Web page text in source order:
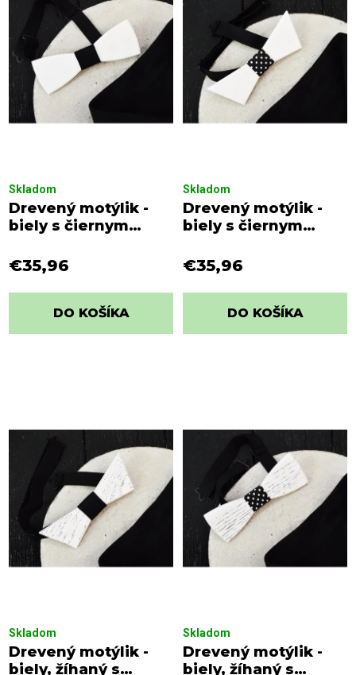
o
d
u
k
t
p
r
o
d
u
o
v
Drevený motýlik -
biely s čiernym
Skladom
€35,96
DO KOŠÍKA
Drevený motýlik -
biely s čiernym
bodkami
Skladom
€35,96
DO KOŠÍKA
Drevený motýlik -
biely, žíhaný s
Skladom
Drevený motýlik -
biely, žíhaný s
Skladom